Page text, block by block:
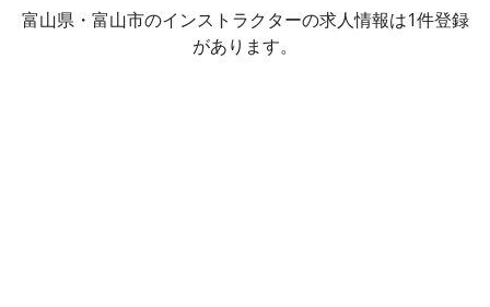
富山県・富山市のインストラクターの求人情報は1件登録
があります。